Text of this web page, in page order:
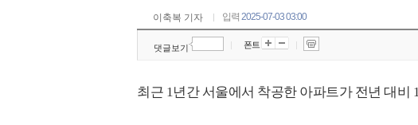
이축복 기자 입력 2025-07-03 03:00
댓글보기 | 폰트 |
최근 1년간 서울에서 착공한 아파트가 전년 대비